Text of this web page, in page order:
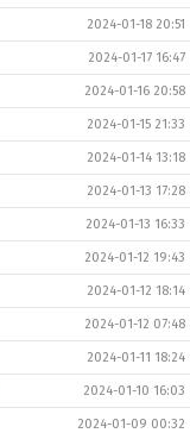
2024-01-18 20:51
2024-01-17 16:47
2024-01-16 20:58
2024-01-15 21:33
2024-01-14 13:18
2024-01-13 17:28
2024-01-13 16:33
2024-01-12 19:43
2024-01-12 18:14
2024-01-12 07:48
2024-01-11 18:24
2024-01-10 16:03
2024-01-09 00:32